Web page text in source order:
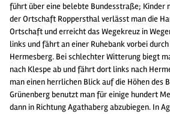
führt über eine belebte Bundesstraße; Kinder
der Ortschaft Roppersthal verlässt man die
Ortschaft und erreicht das Wegekreuz in
links und fährt an einer Ruhebank vorbei
Hermesberg. Bei schlechter Witterung biegt
nach Klespe ab und fährt dort links nach
man einen herrlichen Blick auf die Höhen des
Grünenberg benutzt man für einige hundert
dann in Richtung Agathaberg abzubiegen. In